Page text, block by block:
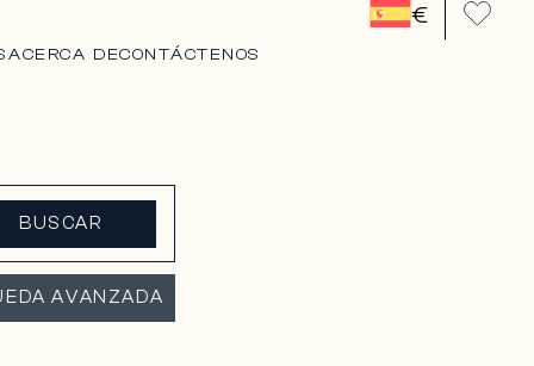
€
ACERCA DECONTÁCTENOS
BUSCAR
AVANZADA